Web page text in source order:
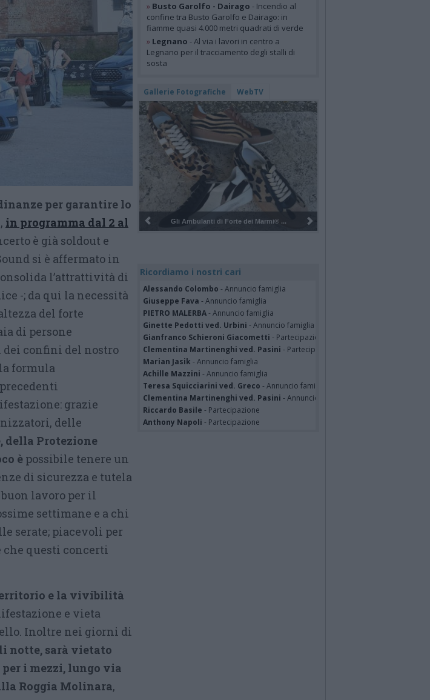
per garantire lo
, in programma dal 2 al
è già soldout e
si è affermato in
l’attrattività di
-; da qui la necessità
del forte
di persone
confini del nostro
formula
grazie
delle
della Protezione
è possibile tenere un
di sicurezza e tutela
lavoro per il
settimane e a chi
serate; piacevoli per
che questi concerti
e la vivibilità
e vieta
Inoltre nei giorni di
notte, sarà vietato
per i mezzi, lungo via
Roggia Molinara,
» Busto Garolfo - Dairago - Incendio al
confine tra Busto Garolfo e Dairago: in
fiamme quasi 4.000 metri quadrati di verde
» Legnano - Al via i lavori in centro a
Legnano per il tracciamento degli stalli di
sosta
Gallerie Fotografiche WebTV
Pulizia del bosco del Rugareto a ...
Ricordiamo i nostri cari
Alessando Colombo - Annuncio famiglia
Giuseppe Fava - Annuncio famiglia
PIETRO MALERBA- Annuncio famiglia
Ginette Pedotti ved. Urbini - Annuncio famiglia
Gianfranco Schieroni Giacometti - Partecipazione
Clementina Martinenghi ved. Pasini - Partecipazione
Marian Jasik - Annuncio famiglia
Achille Mazzini - Annuncio famiglia
Teresa Squicciarini ved. Greco - Annuncio famiglia
Clementina Martinenghi ved. Pasini - Annuncio famiglia
Riccardo Basile - Partecipazione
Anthony Napoli - Partecipazione